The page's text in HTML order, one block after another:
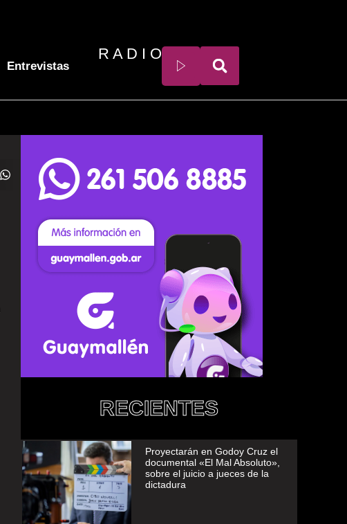
Entrevistas
R A D I O
RECIENTES
Proyectarán en Godoy Cruz el
documental «El Mal Absoluto»,
sobre el juicio a jueces de la
dictadura